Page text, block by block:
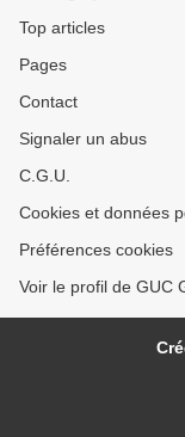
Top articles
Pages
Contact
Signaler un abus
C.G.U.
Cookies et données
Préférences cookies
Voir le profil de GUC